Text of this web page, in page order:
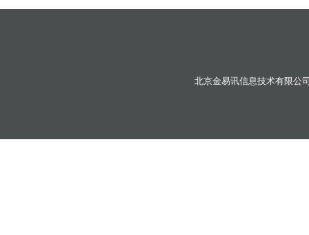
北京金易讯信息技术有限公